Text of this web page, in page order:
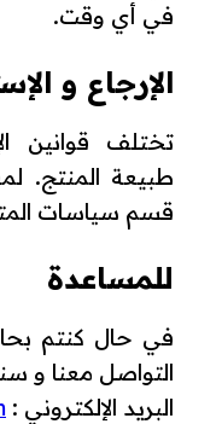
في أي وقت.
الإرجاع و
تختلف قوانين
طبيعة المنتج.
قسم سياسات
للمساعدة
في حال كنتم
التواصل معنا و
البريد الإلكتروني :